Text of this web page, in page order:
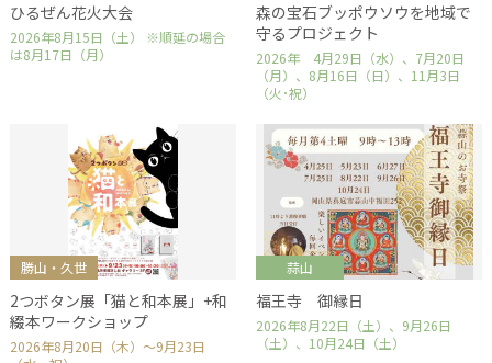
ひるぜん花火大会
2026年8月15日（土） ※順延の場合
は8月17日（月）
森の宝石ブッポウソウを地域で
守るプロジェクト
2026年 4月29日（水）、7月20日
（月）、8月16日（日）、11月3日
（火･祝）
勝山・久世
2つボタン展「猫と和本展」+和
綴本ワークショップ
2026年8月20日（木）～9月23日
蒜山
福王寺 御縁日
2026年8月22日（土）、9月26日
（土）、10月24日（土）